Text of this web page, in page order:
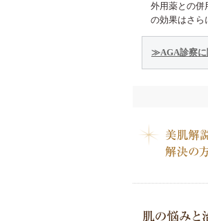
外用薬との併
の効果はさら
≫AGA診察に